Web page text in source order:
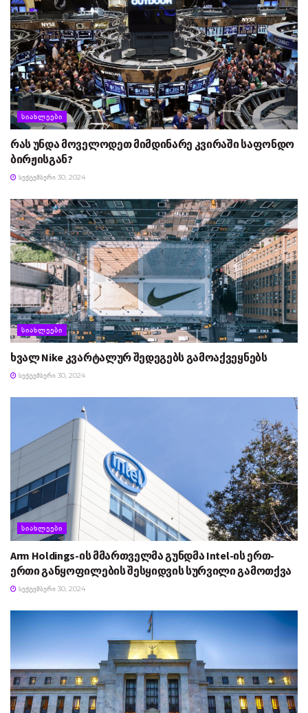
ᲡᲘᲐᲮᲚᲔᲔᲑᲘ
რას უნდა მოველოდეთ მიმდინარე კვირაში საფონდო
ბირჟისგან?
ᲡᲔᲥᲢᲔᲛᲑᲔᲠᲘ 30, 2024
ᲡᲘᲐᲮᲚᲔᲔᲑᲘ
ხვალ Nike კვარტალურ შედეგებს გამოაქვეყნებს
ᲡᲔᲥᲢᲔᲛᲑᲔᲠᲘ 30, 2024
ᲡᲘᲐᲮᲚᲔᲔᲑᲘ
Arm Holdings-ის მმართველმა გუნდმა Intel-ის ერთ-
ერთი განყოფილების შესყიდვის სურვილი გამოთქვა
ᲡᲔᲥᲢᲔᲛᲑᲔᲠᲘ 30, 2024